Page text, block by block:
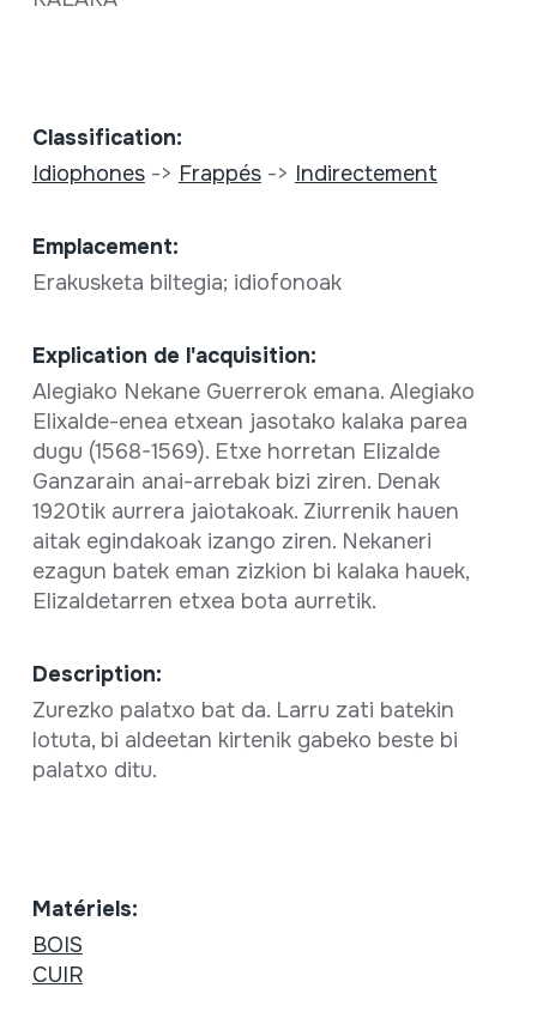
Classification:
Idiophones-> Frappés-> Indirectement
Emplacement:
Erakusketa biltegia; idiofonoak
Explication de l'acquisition:
Alegiako Nekane Guerrerok emana. Alegiako
Elixalde-enea etxean jasotako kalaka parea
dugu (1568-1569). Etxe horretan Elizalde
Ganzarain anai-arrebak bizi ziren. Denak
1920tik aurrera jaiotakoak. Ziurrenik hauen
aitak egindakoak izango ziren. Nekaneri
ezagun batek eman zizkion bi kalaka hauek,
Elizaldetarren etxea bota aurretik.
Description:
Zurezko palatxo bat da. Larru zati batekin
lotuta, bi aldeetan kirtenik gabeko beste bi
palatxo ditu.
Matériels:
BOIS
CUIR